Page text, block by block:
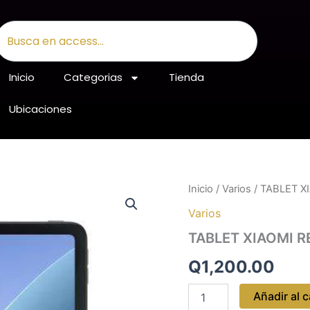
Inicio Categorias Tienda
Ubicaciones
Inicio / Varios / TABLET
Varios
TABLET XIAOMI
Q1,200.00
TABLET
REDMI
2
cantidad
Añadir al